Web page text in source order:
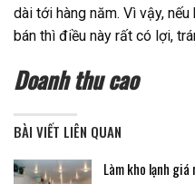
dài tới hàng năm. Vì vậy,
bán thì điều này rất có lợi,
Doanh thu cao
BÀI VIẾT LIÊN QUAN
Làm kho lạnh